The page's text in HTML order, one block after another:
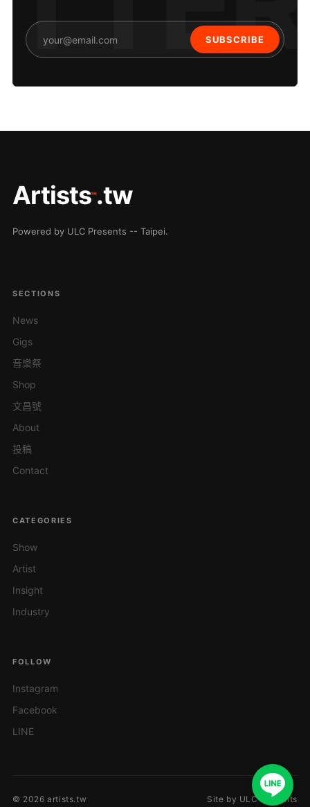
SUBSCRIBE
Artists™.tw
Powered by ULC Presents -- Taipei.
SECTIONS
News
Gigs
音樂祭
Shop
文昌號
About
投稿
Contact
CATEGORIES
Show
Artist
Insight
Industry
FOLLOW
Instagram
Facebook
LINE
© 2026 artists.tw Site by ULC Presents